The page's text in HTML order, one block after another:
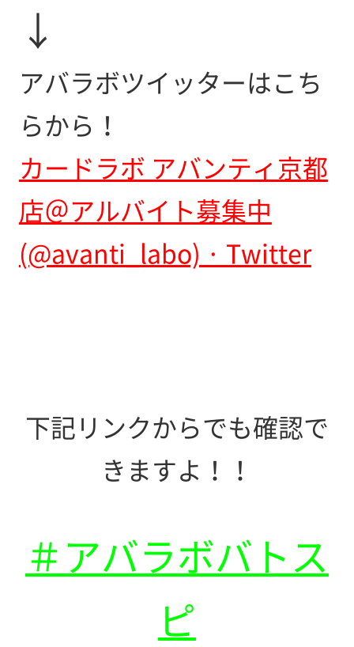
↓
アバラボツイッターはこち
らから！
カードラボ アバンティ京都
店＠アルバイト募集中
(@avanti_labo) · Twitter
下記リンクからでも確認で
きますよ！！
＃アバラボバトス
ピ